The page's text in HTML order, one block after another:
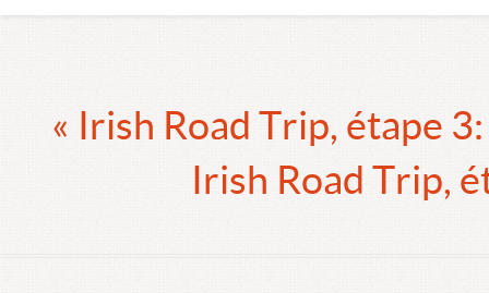
« Irish Road Trip, étape
Irish Road Trip,